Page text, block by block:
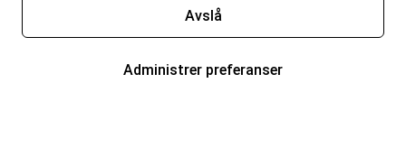
Avslå
Administrer preferanser